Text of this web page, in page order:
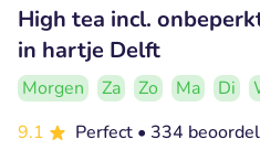
High tea incl.
in hartje Delft
Morgen Za Zo Ma Di
9.1
Perfect • 334